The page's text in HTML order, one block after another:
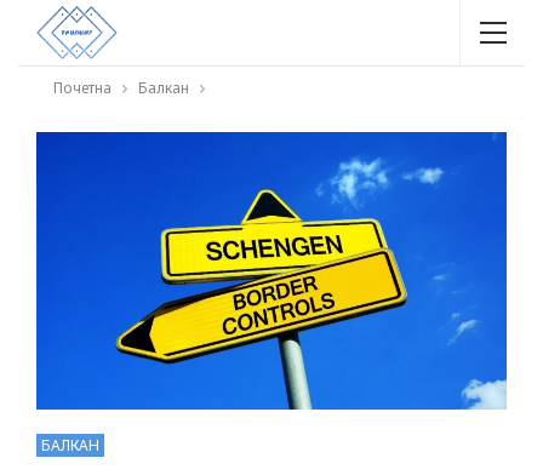
Почетна Балкан
БАЛКАН